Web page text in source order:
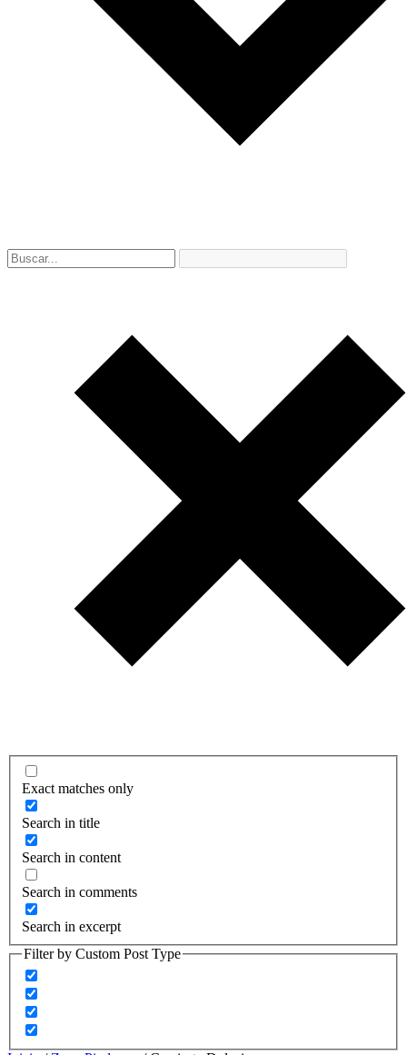
Exact matches only
Search in title
Search in content
Search in comments
Search in excerpt
Filter by Custom Post Type